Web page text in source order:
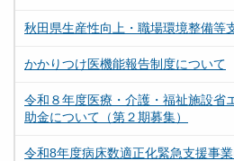
秋田県生産性向上・職場環境整備等
かかりつけ医機能報告制度について
令和８年度医療・介護・福祉施設省
助金について（第２期募集）
令和8年度病床数適正化緊急支援事業